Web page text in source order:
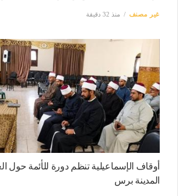
غير مصنف منذ 32 دقيقة
أوقاف الإسماعيلية تنظم دورة للأئمة حول
المدينة برس